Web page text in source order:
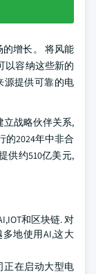
增长。 将风能
以容纳这些新的
源提供可靠的电
立战略伙伴关系,
的2024年中非合
供约510亿美元,
和区块链. 对
地使用AI,这大
正在启动大型电